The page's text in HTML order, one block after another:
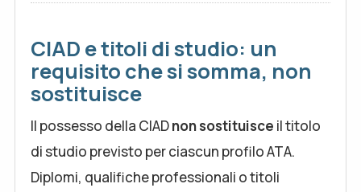
CIAD e titoli di studio: un
requisito che si somma, non
sostituisce
Il possesso della CIADnon sostituisce il titolo
di studio previsto per ciascun profilo ATA.
Diplomi, qualifiche professionali o titoli